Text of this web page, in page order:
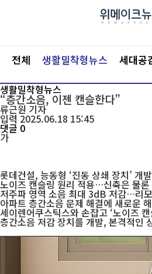
전체 생활밀착형뉴스 세대공
생활밀착형뉴스
“층간소음, 이젠 캔슬한다”
류근원 기자
입력 2025.06.18 15:45
댓글 0
가
롯데건설, 능동형 ‘진동 상쇄 장치’ 개
노이즈 캔슬링 원리 적용…신축은 물
저주파 영역 소음 최대 3dB 저감…리
아파트 층간소음 문제 해결에 새로운
세이렌어쿠스틱스와 손잡고 ‘노이즈
층간소음 저감 장치를 개발, 본격적인